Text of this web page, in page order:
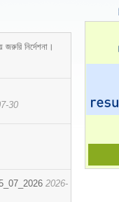
নির্দেশনা।
30
25_07_2026 2026-